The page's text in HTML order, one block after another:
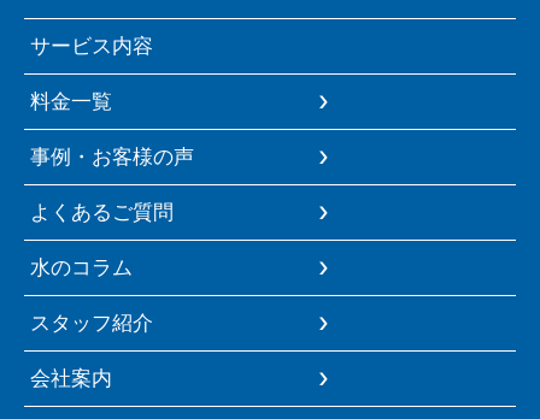
サービス内容
料金一覧
事例・お客様の声
よくあるご質問
水のコラム
スタッフ紹介
会社案内